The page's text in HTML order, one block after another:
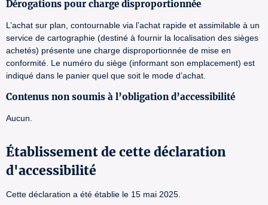
Dérogations pour charge disproportionnée
L’achat sur plan, contournable via l’achat rapide et assimilable à un
service de cartographie (destiné à fournir la localisation des sièges
achetés) présente une charge disproportionnée de mise en
conformité. Le numéro du siège (informant son emplacement) est
indiqué dans le panier quel que soit le mode d’achat.
Contenus non soumis à l’obligation d’accessibilité
Aucun.
Établissement de cette déclaration
d'accessibilité
Cette déclaration a été établie le 15 mai 2025.